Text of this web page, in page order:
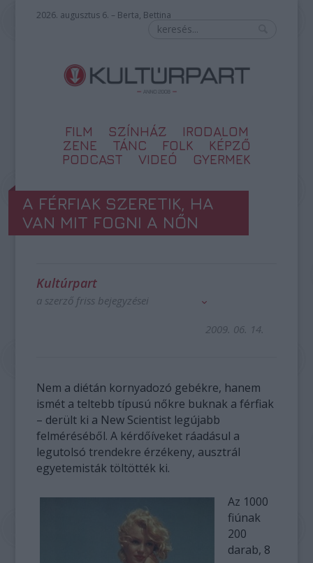
2026. augusztus 6. – Berta, Bettina
FILM SZÍNHÁZ
IRODALOM
ZENE
TÁNC FOLK
KÉPZŐ
PODCAST
VIDEÓ GYERMEK
A FÉRFIAK SZERETIK, HA
VAN MIT FOGNI A NŐN
Kultúrpart
a szerző friss bejegyzései
2009. 06. 14.
Nem a diétán kornyadozó gebékre, hanem
ismét a teltebb típusú nőkre buknak a férfiak
– derült ki a New Scientist legújabb
felméréséből. A kérdőíveket ráadásul a
legutolsó trendekre érzékeny, ausztrál
egyetemisták töltötték ki.
Az 1000
fiúnak
200
darab, 8